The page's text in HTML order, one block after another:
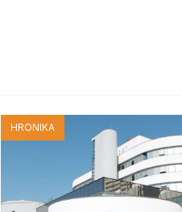
HRONIKA